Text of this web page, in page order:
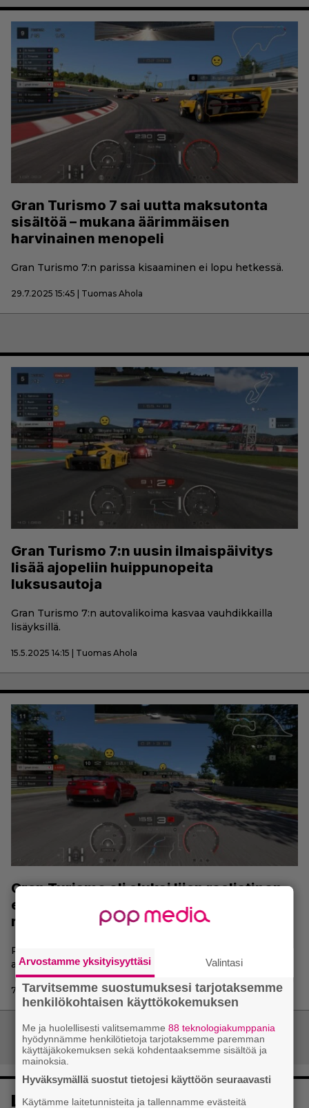
Gran Turismo 7 sai uutta maksutonta
sisältöä – mukana äärimmäisen
harvinainen menopeli
Gran Turismo 7:n parissa kisaaminen ei lopu hetkessä.
29.7.2025 15:45 | Tuomas Ahola
Gran Turismo 7:n uusin ilmaispäivitys
lisää ajopeliin huippunopeita
luksusautoja
Gran Turismo 7:n autovalikoima kasvaa vauhdikkailla
lisäyksillä.
15.5.2025 14:15 | Tuomas Ahola
Gran Turismo oli aluksi liian realistinen –
entinen PlayStation-pomo puuttui peliin
ratkaisevalla hetkellä
PlayStation-veteraani Shuhei Yoshida muistelee
ajopeliklassikon kehitystä.
7.5.2025 14:45 | Tuomas Ahola
Artikkelien
selaus
Vanhemmat artikkelit
Luetuimmat
Arvostamme yksityisyyttäsi Valintasi
Tarvitsemme suostumuksesi tarjotaksemme
henkilökohtaisen käyttökokemuksen
Me ja huolellisesti valitsemamme88 teknologiakumppania
hyödynnämme henkilötietoja tarjotaksemme paremman
käyttäjäkokemuksen sekä kohdentaaksemme sisältöä ja
mainoksia.
Hyväksymällä suostut tietojesi käyttöön seuraavasti
Käytämme laitetunnisteita ja tallennamme evästeitä